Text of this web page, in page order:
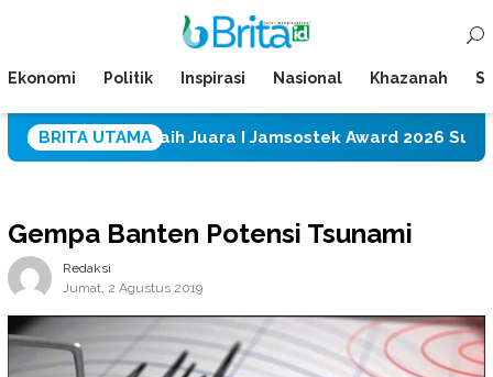
Mobile
Ekonomi Politik Inspirasi Nasional Khazanah
BRITA UTAMA
CPM Raih Juara I Jamsostek Award 2026 Sulawesi
Gempa Banten Potensi Tsunami
Redaksi
Jumat, 2 Agustus 2019